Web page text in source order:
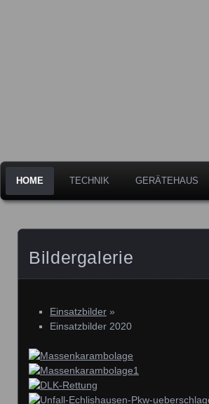
HOME TECHNIK GERÄTEHAUS
Bildergalerie
Einsatzbilder »
Einsatzbilder 2020